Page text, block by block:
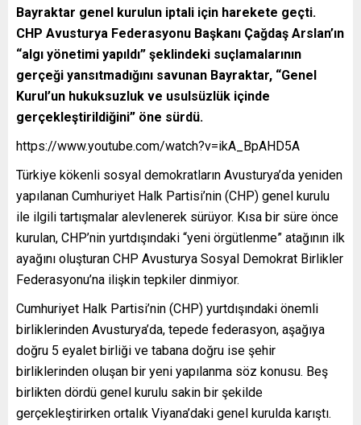
Bayraktar genel kurulun iptali için harekete geçti.
CHP Avusturya Federasyonu Başkanı Çağdaş Arslan’ın
“algı yönetimi yapıldı” şeklindeki suçlamalarının
gerçeği yansıtmadığını savunan Bayraktar, “Genel
Kurul’un hukuksuzluk ve usulsüzlük içinde
gerçekleştirildiğini” öne sürdü.
https://www.youtube.com/watch?v=ikA_BpAHD5A
Türkiye kökenli sosyal demokratların Avusturya’da yeniden
yapılanan Cumhuriyet Halk Partisi’nin (CHP) genel kurulu
ile ilgili tartışmalar alevlenerek sürüyor. Kısa bir süre önce
kurulan, CHP’nin yurtdışındaki “yeni örgütlenme” atağının ilk
ayağını oluşturan CHP Avusturya Sosyal Demokrat Birlikler
Federasyonu’na ilişkin tepkiler dinmiyor.
Cumhuriyet Halk Partisi’nin (CHP) yurtdışındaki önemli
birliklerinden Avusturya’da, tepede federasyon, aşağıya
doğru 5 eyalet birliği ve tabana doğru ise şehir
birliklerinden oluşan bir yeni yapılanma söz konusu. Beş
birlikten dördü genel kurulu sakin bir şekilde
gerçekleştirirken ortalık Viyana’daki genel kurulda karıştı.